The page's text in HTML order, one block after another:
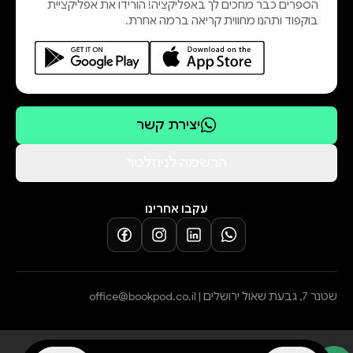
הספרים כבר מחכים לך באפליקציה! הורידו את אפליקציית
בוקפוד ותהנו מחווית קריאה ברמה אחרת.
יצירת קשר
עקבו אחרינו
שטנר 7, גבעת שאול ירושלים | office@bookpod.co.il